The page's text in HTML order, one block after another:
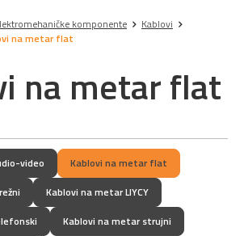
komponente
Kablovi
na metar flat
na metar flat
video
Kablovi na metar flat
Kablovi na metar LIYCY
Kablovi na metar strujni